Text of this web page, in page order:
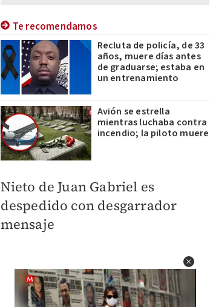
Te recomendamos
Recluta de policía, de 33
años, muere días antes
de graduarse; estaba en
un entrenamiento
Avión se estrella
mientras luchaba contra
incendio; la piloto muere
Nieto de Juan Gabriel es
despedido con desgarrador
mensaje